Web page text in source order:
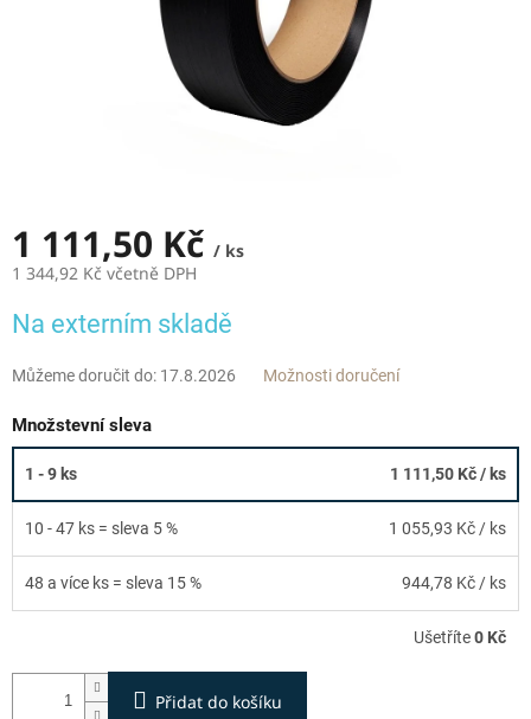
1 111,50 Kč / ks
1 344,92 Kč včetně DPH
cena:
Na externím skladě
Můžeme doručit do: 17.8.2026 Možnosti doručení
Množstevní sleva
1 - 9 ks 1 111,50 Kč/ ks
10 - 47 ks = sleva 5 % 1 055,93 Kč / ks
48 a více ks = sleva 15 % 944,78 Kč / ks
Ušetříte0 Kč
Přidat do košíku